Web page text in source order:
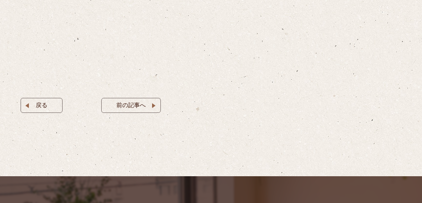
戻る 前の記事へ